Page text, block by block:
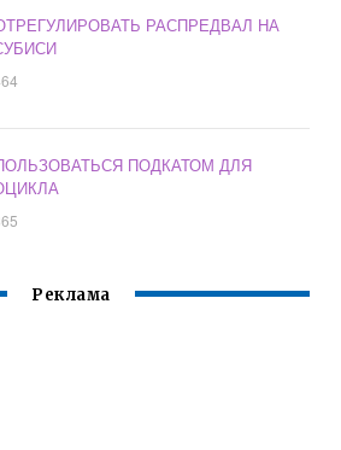
РАСПРЕДВАЛ НА
ПОДКАТОМ ДЛЯ
Реклама